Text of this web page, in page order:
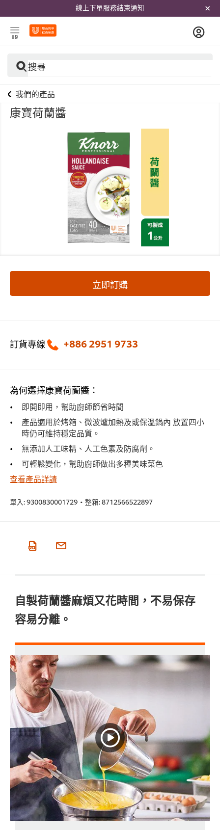
線上下單服務結束通知
目錄
搜尋
我們的產品
康寶荷蘭醬
為何選擇康寶荷蘭醬：
即開即用，幫助廚師節省時間
產品適用於烤箱、微波爐加熱及或保溫鍋內 放置四小
時仍可維持穩定品質。
無添加人工味精、人工色素及防腐劑。
可輕鬆變化，幫助廚師做出多種美味菜色
查看產品詳請
單入:9300830001729 • 整箱:8712566522897
立即訂購
訂貨專線 +886 2951 9733
自製荷蘭醬麻煩又花時間，不易保存
容易分離。